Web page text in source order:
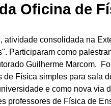
Oficina de
consolidada na
Participaram como
Guilherme Marcom.
Física simples para sala
e como nova via
professores de Física de